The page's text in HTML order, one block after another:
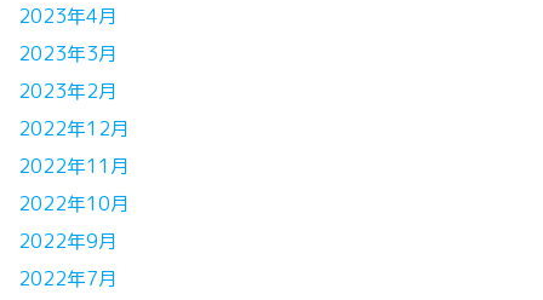
2023年4月
2023年3月
2023年2月
2022年12月
2022年11月
2022年10月
2022年9月
2022年7月